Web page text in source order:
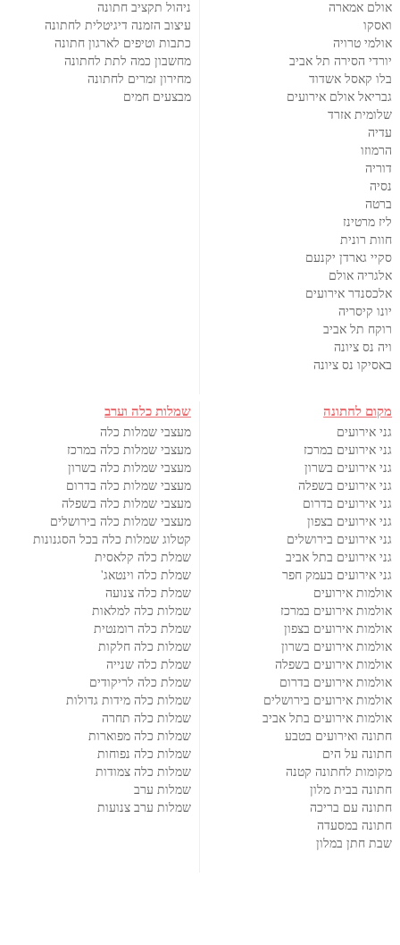
אולם אמארה
ואסקו
אולמי טרויה
יורדי הסירה תל אביב
בלו קאסל אשדוד
גבריאל אולם אירועים
שלומית אזרד
עדיה
הרמוזו
דוריה
נסיה
ברטה
ליז מרטינז
חוות רונית
סקיי גארדן יקנעם
אלגריה אולם
אלכסנדר אירועים
יונו קיסריה
רוקח תל אביב
ויה נס ציונה
באסיקו נס ציונה
ניהול תקציב חתונה
עיצוב הזמנה דיגיטלית לחתונה
כתבות וטיפים לארגון חתונה
מחשבון כמה לתת לחתונה
מחירון זמרים לחתונה
מבצעים חמים
מקום לחתונה
גני אירועים
גני אירועים במרכז
גני אירועים בשרון
גני אירועים בשפלה
גני אירועים בדרום
גני אירועים בצפון
גני אירועים בירושלים
גני אירועים בתל אביב
גני אירועים בעמק חפר
אולמות אירועים
אולמות אירועים במרכז
אולמות אירועים בצפון
אולמות אירועים בשרון
אולמות אירועים בשפלה
אולמות אירועים בדרום
אולמות אירועים בירושלים
אולמות אירועים בתל אביב
חתונה ואירועים בטבע
חתונה על הים
מקומות לחתונה קטנה
חתונה בבית מלון
חתונה עם בריכה
חתונה במסעדה
שבת חתן במלון
שמלות כלה וערב
מעצבי שמלות כלה
מעצבי שמלות כלה במרכז
מעצבי שמלות כלה בשרון
מעצבי שמלות כלה בדרום
מעצבי שמלות כלה בשפלה
מעצבי שמלות כלה בירושלים
קטלוג שמלות כלה בכל הסגנונות
שמלת כלה קלאסית
שמלת כלה וינטאג'
שמלת כלה צנועה
שמלות כלה למלאות
שמלת כלה רומנטית
שמלות כלה חלקות
שמלת כלה שנייה
שמלת כלה לריקודים
שמלות כלה מידות גדולות
שמלות כלה תחרה
שמלות כלה מפוארות
שמלות כלה נפוחות
שמלות כלה צמודות
שמלות ערב
שמלות ערב צנועות